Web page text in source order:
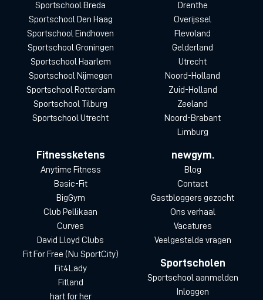
Sportschool Breda
Sportschool Den Haag
Sportschool Eindhoven
Sportschool Groningen
Sportschool Haarlem
Sportschool Nijmegen
Sportschool Rotterdam
Sportschool Tilburg
Sportschool Utrecht
Drenthe
Overijssel
Flevoland
Gelderland
Utrecht
Noord-Holland
Zuid-Holland
Zeeland
Noord-Brabant
Limburg
Fitnessketens
Anytime Fitness
Basic-Fit
BigGym
Club Pellikaan
Curves
David Lloyd Clubs
Fit For Free (Nu SportCity)
Fit4Lady
Fitland
hart for her
newgym.
Blog
Contact
Gastbloggers gezocht
Ons verhaal
Vacatures
Veelgestelde vragen
Sportscholen
Sportschool aanmelden
Inloggen